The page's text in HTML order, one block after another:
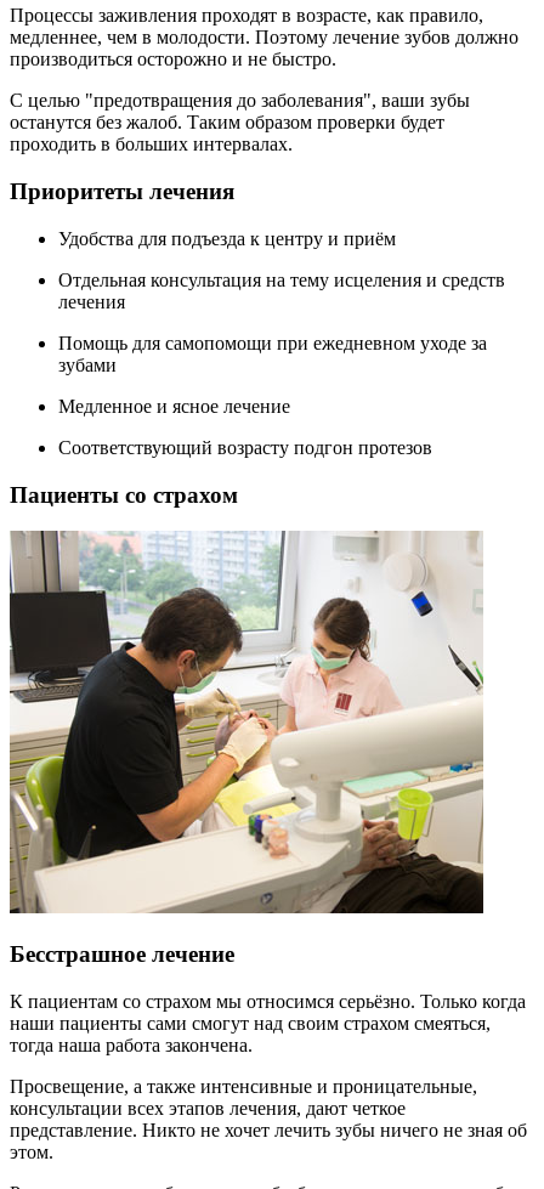
Процессы заживления проходят в возрасте, как правило,
медленнее, чем в молодости. Поэтому лечение зубов должно
производиться осторожно и не быстро.
С целью "предотвращения до заболевания", ваши зубы
останутся без жалоб. Таким образом проверки будет
проходить в больших интервалах.
Приоритеты лечения
Удобства для подъезда к центру и приём
Отдельная консультация на тему исцеления и средств
лечения
Помощь для самопомощи при ежедневном уходе за
зубами
Медленное и ясное лечение
Соответствующий возрасту подгон протезов
Пациенты со страхом
Бесстрашное лечение
К пациентам со страхом мы относимся серьёзно. Только когда
наши пациенты сами смогут над своим страхом смеяться,
тогда наша работа закончена.
Просвещение, а также интенсивные и проницательные,
консультации всех этапов лечения, дают четкое
представление. Никто не хочет лечить зубы ничего не зная об
этом.